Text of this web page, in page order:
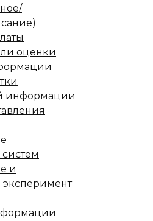
оценки
информации
и